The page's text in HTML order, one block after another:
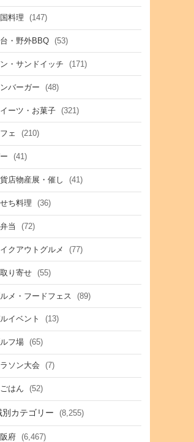
料理 (147)
・野外BBQ (53)
・サンドイッチ (171)
バーガー (48)
ーツ・お菓子 (321)
ェ (210)
(41)
店物産展・催し (41)
ち料理 (36)
当 (72)
クアウトグルメ (77)
り寄せ (55)
メ・フードフェス (89)
イベント (13)
フ場 (65)
ソン大会 (7)
はん (52)
別カテゴリー (8,255)
府 (6,467)